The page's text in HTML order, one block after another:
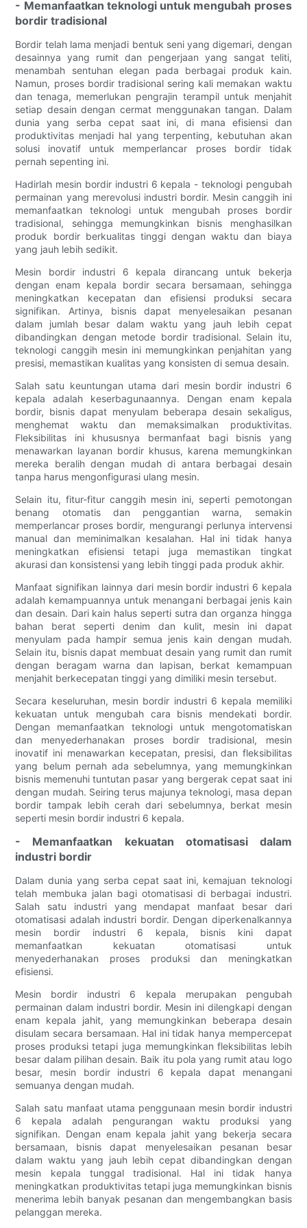
- Memanfaatkan teknologi untuk mengubah proses
bordir tradisional
Bordir telah lama menjadi bentuk seni yang digemari, dengan
desainnya yang rumit dan pengerjaan yang sangat teliti,
menambah sentuhan elegan pada berbagai produk kain.
Namun, proses bordir tradisional sering kali memakan waktu
dan tenaga, memerlukan pengrajin terampil untuk menjahit
setiap desain dengan cermat menggunakan tangan. Dalam
dunia yang serba cepat saat ini, di mana efisiensi dan
produktivitas menjadi hal yang terpenting, kebutuhan akan
solusi inovatif untuk memperlancar proses bordir tidak
pernah sepenting ini.
Hadirlah mesin bordir industri 6 kepala - teknologi pengubah
permainan yang merevolusi industri bordir. Mesin canggih ini
memanfaatkan teknologi untuk mengubah proses bordir
tradisional, sehingga memungkinkan bisnis menghasilkan
produk bordir berkualitas tinggi dengan waktu dan biaya
yang jauh lebih sedikit.
Mesin bordir industri 6 kepala dirancang untuk bekerja
dengan enam kepala bordir secara bersamaan, sehingga
meningkatkan kecepatan dan efisiensi produksi secara
signifikan. Artinya, bisnis dapat menyelesaikan pesanan
dalam jumlah besar dalam waktu yang jauh lebih cepat
dibandingkan dengan metode bordir tradisional. Selain itu,
teknologi canggih mesin ini memungkinkan penjahitan yang
presisi, memastikan kualitas yang konsisten di semua desain.
Salah satu keuntungan utama dari mesin bordir industri 6
kepala adalah keserbagunaannya. Dengan enam kepala
bordir, bisnis dapat menyulam beberapa desain sekaligus,
menghemat waktu dan memaksimalkan produktivitas.
Fleksibilitas ini khususnya bermanfaat bagi bisnis yang
menawarkan layanan bordir khusus, karena memungkinkan
mereka beralih dengan mudah di antara berbagai desain
tanpa harus mengonfigurasi ulang mesin.
Selain itu, fitur-fitur canggih mesin ini, seperti pemotongan
benang otomatis dan penggantian warna, semakin
memperlancar proses bordir, mengurangi perlunya intervensi
manual dan meminimalkan kesalahan. Hal ini tidak hanya
meningkatkan efisiensi tetapi juga memastikan tingkat
akurasi dan konsistensi yang lebih tinggi pada produk akhir.
Manfaat signifikan lainnya dari mesin bordir industri 6 kepala
adalah kemampuannya untuk menangani berbagai jenis kain
dan desain. Dari kain halus seperti sutra dan organza hingga
bahan berat seperti denim dan kulit, mesin ini dapat
menyulam pada hampir semua jenis kain dengan mudah.
Selain itu, bisnis dapat membuat desain yang rumit dan rumit
dengan beragam warna dan lapisan, berkat kemampuan
menjahit berkecepatan tinggi yang dimiliki mesin tersebut.
Secara keseluruhan, mesin bordir industri 6 kepala memiliki
kekuatan untuk mengubah cara bisnis mendekati bordir.
Dengan memanfaatkan teknologi untuk mengotomatiskan
dan menyederhanakan proses bordir tradisional, mesin
inovatif ini menawarkan kecepatan, presisi, dan fleksibilitas
yang belum pernah ada sebelumnya, yang memungkinkan
bisnis memenuhi tuntutan pasar yang bergerak cepat saat ini
dengan mudah. Seiring terus majunya teknologi, masa depan
bordir tampak lebih cerah dari sebelumnya, berkat mesin
seperti mesin bordir industri 6 kepala.
- Memanfaatkan kekuatan otomatisasi dalam
industri bordir
Dalam dunia yang serba cepat saat ini, kemajuan teknologi
telah membuka jalan bagi otomatisasi di berbagai industri.
Salah satu industri yang mendapat manfaat besar dari
otomatisasi adalah industri bordir. Dengan diperkenalkannya
mesin bordir industri 6 kepala, bisnis kini dapat
memanfaatkan kekuatan otomatisasi untuk
menyederhanakan proses produksi dan meningkatkan
efisiensi.
Mesin bordir industri 6 kepala merupakan pengubah
permainan dalam industri bordir. Mesin ini dilengkapi dengan
enam kepala jahit, yang memungkinkan beberapa desain
disulam secara bersamaan. Hal ini tidak hanya mempercepat
proses produksi tetapi juga memungkinkan fleksibilitas lebih
besar dalam pilihan desain. Baik itu pola yang rumit atau logo
besar, mesin bordir industri 6 kepala dapat menangani
semuanya dengan mudah.
Salah satu manfaat utama penggunaan mesin bordir industri
6 kepala adalah pengurangan waktu produksi yang
signifikan. Dengan enam kepala jahit yang bekerja secara
bersamaan, bisnis dapat menyelesaikan pesanan besar
dalam waktu yang jauh lebih cepat dibandingkan dengan
mesin kepala tunggal tradisional. Hal ini tidak hanya
meningkatkan produktivitas tetapi juga memungkinkan bisnis
menerima lebih banyak pesanan dan mengembangkan basis
pelanggan mereka.